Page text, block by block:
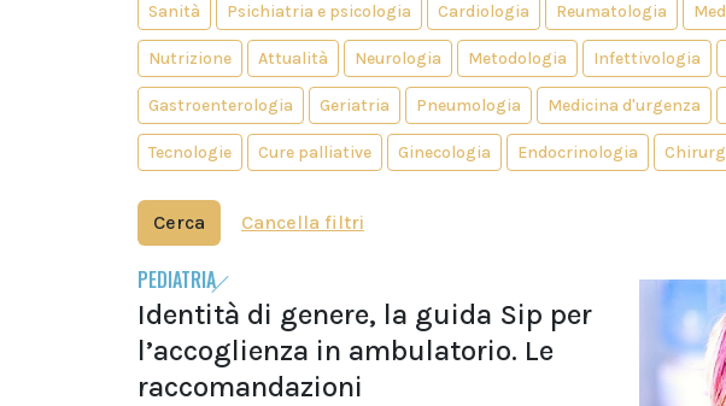
Sanità Psichiatria e psicologia Cardiologia Reumatologia
Nutrizione Attualità Neurologia Metodologia Infettivologia
Gastroenterologia Geriatria Pneumologia Medicina d'urgenza
Tecnologie Cure palliative Ginecologia Endocrinologia
Cerca Cancella filtri
PEDIATRIA
Identità di genere, la guida Sip per
l’accoglienza in ambulatorio. Le
raccomandazioni